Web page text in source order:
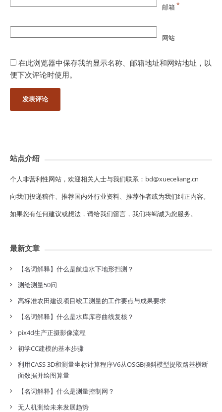
邮箱*
网站
在此浏览器中保存我的显示名称、邮箱地址和网站地址，以
便下次评论时使用。
站点介绍
个人非营利性网站，欢迎相关人士与我们联系：bd@xueceliang.cn
向我们投递稿件、推荐国内外行业资料、推荐作者或为我们纠正内容。
如果您有任何建议或想法，请给我们留言，我们将竭诚为您服务。
最新文章
【名词解释】什么是航道水下地形扫测？
测绘测量50问
高标准农田建设项目竣工测量的工作要点与成果要求
【名词解释】什么是水库库容曲线复核？
pix4d生产正摄影像流程
初学CC建模的基本步骤
利用CASS 3D和测量坐标计算程序V6从OSGB倾斜模型提取路基横断
面数据并绘图算量
【名词解释】什么是测量控制网？
无人机测绘未来发展趋势